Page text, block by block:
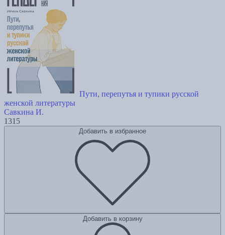
Пути, перепутья и тупики русской
женской литературы
Савкина И.
1315
Добавить в избранное
Добавить в корзину